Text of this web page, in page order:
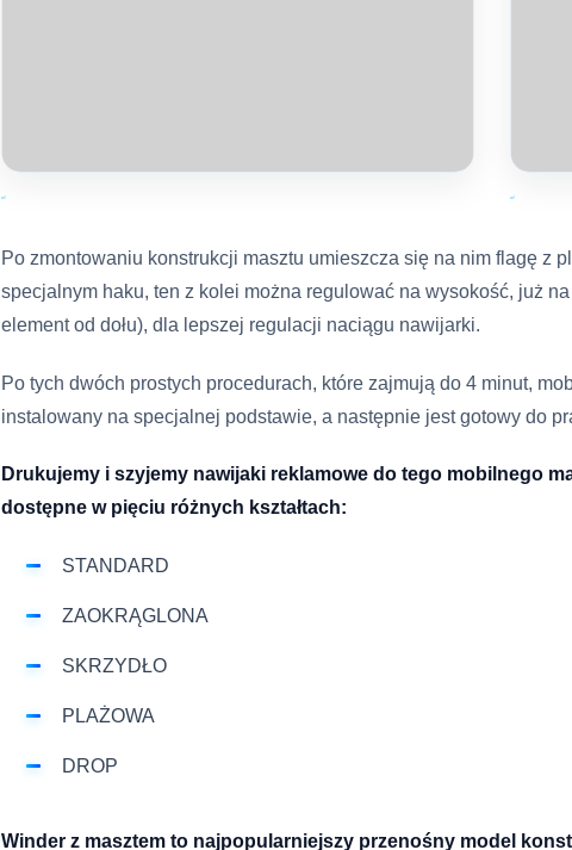
Po zmontowaniu konstrukcji masztu umieszcza się na nim flagę z
specjalnym haku, ten z kolei można regulować na wysokość, już
element od dołu), dla lepszej regulacji naciągu nawijarki.
Po tych dwóch prostych procedurach, które zajmują do 4 minut,
instalowany na specjalnej podstawie, a następnie jest gotowy do
Drukujemy i szyjemy nawijaki reklamowe do tego mobilnego
dostępne w pięciu różnych kształtach:
STANDARD
ZAOKRĄGLONA
SKRZYDŁO
PLAŻOWA
DROP
Winder z masztem to najpopularniejszy przenośny model